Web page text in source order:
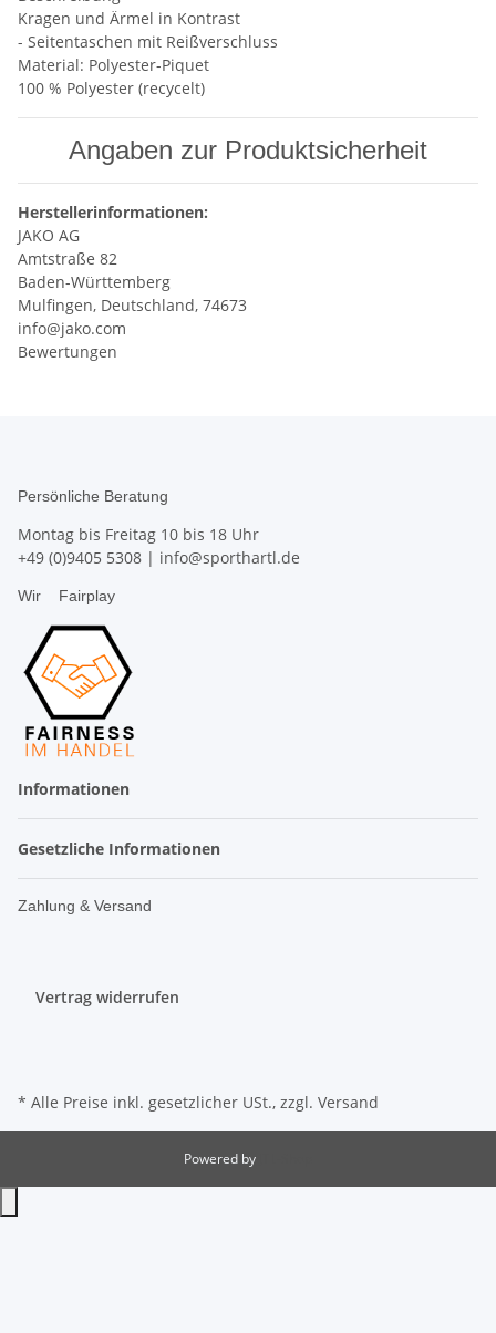
Kragen und Ärmel in Kontrast
- Seitentaschen mit Reißverschluss
Material: Polyester-Piquet
100 % Polyester (recycelt)
Angaben zur Produktsicherheit
Herstellerinformationen:
JAKO AG
Amtstraße 82
Baden-Württemberg
Mulfingen, Deutschland, 74673
info@jako.com
Bewertungen
Persönliche Beratung
Montag bis Freitag 10 bis 18 Uhr
+49 (0)9405 5308 | info@sporthartl.de
Wir Fairplay
Informationen
Gesetzliche Informationen
Zahlung & Versand
Vertrag widerrufen
* Alle Preise inkl. gesetzlicher USt., zzgl. Versand
Powered by